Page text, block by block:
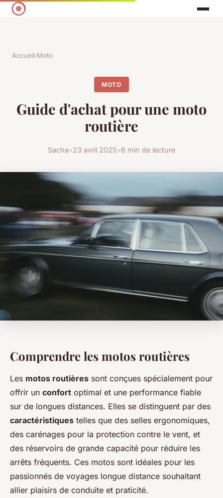
Accueil›Moto
MOTO
Guide d'achat pour une moto
routière
Sacha•23 avril 2025•6 min de lecture
Comprendre les motos routières
Les motos routières sont conçues spécialement pour
offrir un confort optimal et une performance fiable
sur de longues distances. Elles se distinguent par des
caractéristiques telles que des selles ergonomiques,
des carénages pour la protection contre le vent, et
des réservoirs de grande capacité pour réduire les
arrêts fréquents. Ces motos sont idéales pour les
passionnés de voyages longue distance souhaitant
allier plaisirs de conduite et praticité.